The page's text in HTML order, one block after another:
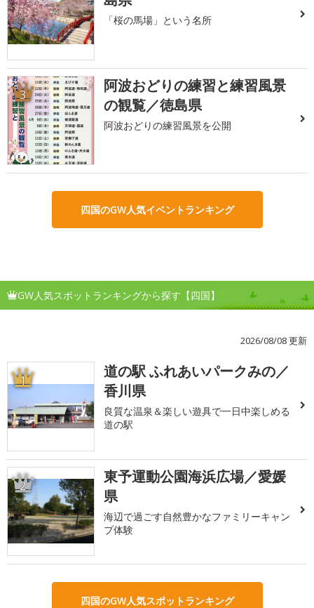
「桜の馬場」という名所
3
阿波おどりの練習と練習風景
の観覧／徳島県
阿波おどりの練習風景を公開
四国のGW人気イベントランキング
GW人気スポットランキングから探す【四国】
2026/08/08 更新
1
道の駅 ふれあいパークみの／
香川県
良質な温泉＆楽しい遊具で一日中楽しめる
道の駅
2
東予運動公園海浜広場／愛媛
県
海辺で過ごす自然豊かなファミリーキャン
プ体験
四国のGW人気スポットランキング